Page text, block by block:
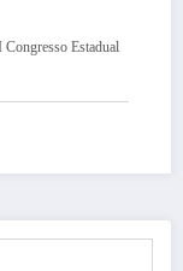
Congresso Estadual